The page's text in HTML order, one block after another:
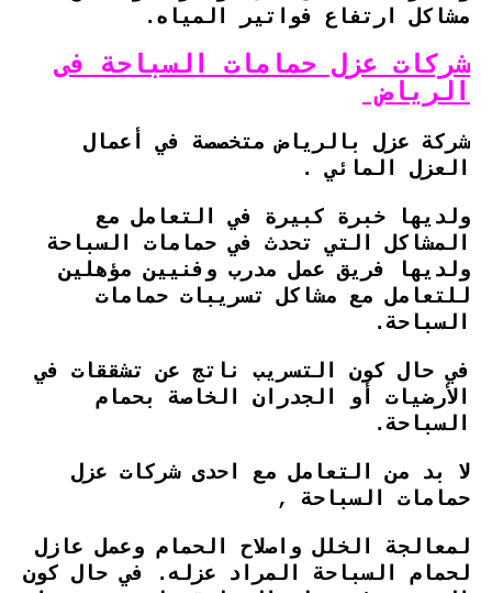
مشاكل ارتفاع فواتير المياه.
شركات عزل حمامات السباحة فى
الرياض
شركة عزل بالرياض متخصصة في أعمال
العزل المائي .
ولديها خبرة كبيرة في التعامل مع
المشاكل التي تحدث في حمامات السباحة
ولديها فريق عمل مدرب وفنيين مؤهلين
للتعامل مع مشاكل تسريبات حمامات
السباحة.
في حال كون التسريب ناتج عن تشققات في
الأرضيات أو الجدران الخاصة بحمام
السباحة.
لا بد من التعامل مع احدى شركات عزل
حمامات السباحة ,
لمعالجة الخلل واصلاح الحمام وعمل عازل
لحمام السباحة المراد عزله. في حال كون